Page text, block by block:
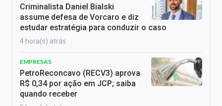
Criminalista Daniel Bialski
assume defesa de Vorcaro e diz
estudar estratégia para conduzir o caso
4 hora(s) atrás
EMPRESAS
PetroReconcavo (RECV3) aprova
R$ 0,34 por ação em JCP; saiba
quando receber